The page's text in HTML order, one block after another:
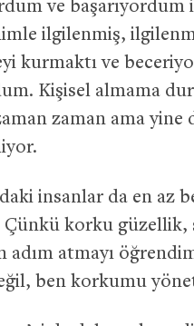
ve başarıyordum
ilgilenmiş,
kurmaktı ve
Kişisel almama
zaman ama yine
insanlar da en az
Çünkü korku
adım atmayı
ben korkumu